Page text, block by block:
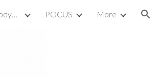
TnECHO and Neonatal Hemodynamics POCUS More